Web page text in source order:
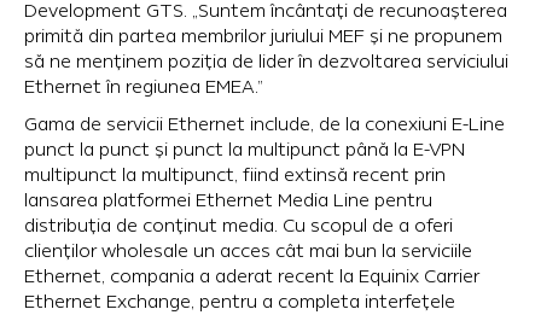
Development GTS. „Suntem încântați de recunoașterea
primită din partea membrilor juriului MEF și ne propunem
să ne menținem poziția de lider în dezvoltarea serviciului
Ethernet în regiunea EMEA.”
Gama de servicii Ethernet include, de la conexiuni E-Line
punct la punct și punct la multipunct până la E-VPN
multipunct la multipunct, fiind extinsă recent prin
lansarea platformei Ethernet Media Line pentru
distribuția de conținut media. Cu scopul de a oferi
clienților wholesale un acces cât mai bun la serviciile
Ethernet, compania a aderat recent la Equinix Carrier
Ethernet Exchange, pentru a completa interfețele